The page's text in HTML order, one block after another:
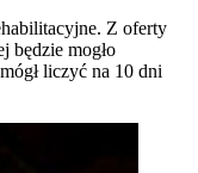
Z oferty
będzie mogło
liczyć na 10 dni